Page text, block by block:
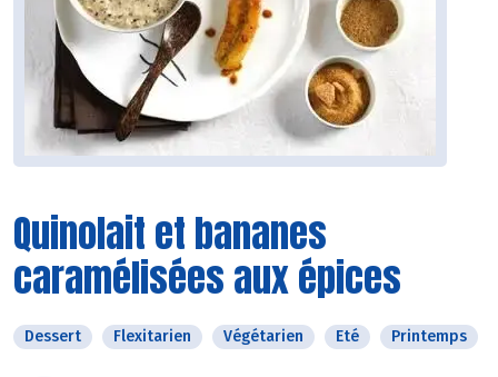
Quinolait et bananes
caramélisées aux épices
Dessert Flexitarien Végétarien Eté Printemps